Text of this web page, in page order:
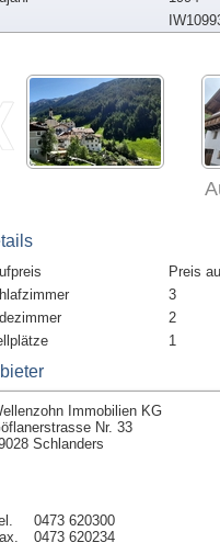
Preis
3
2
1
Immobilien KG
Nr. 33
Schlanders
0473 620300
0473 620234